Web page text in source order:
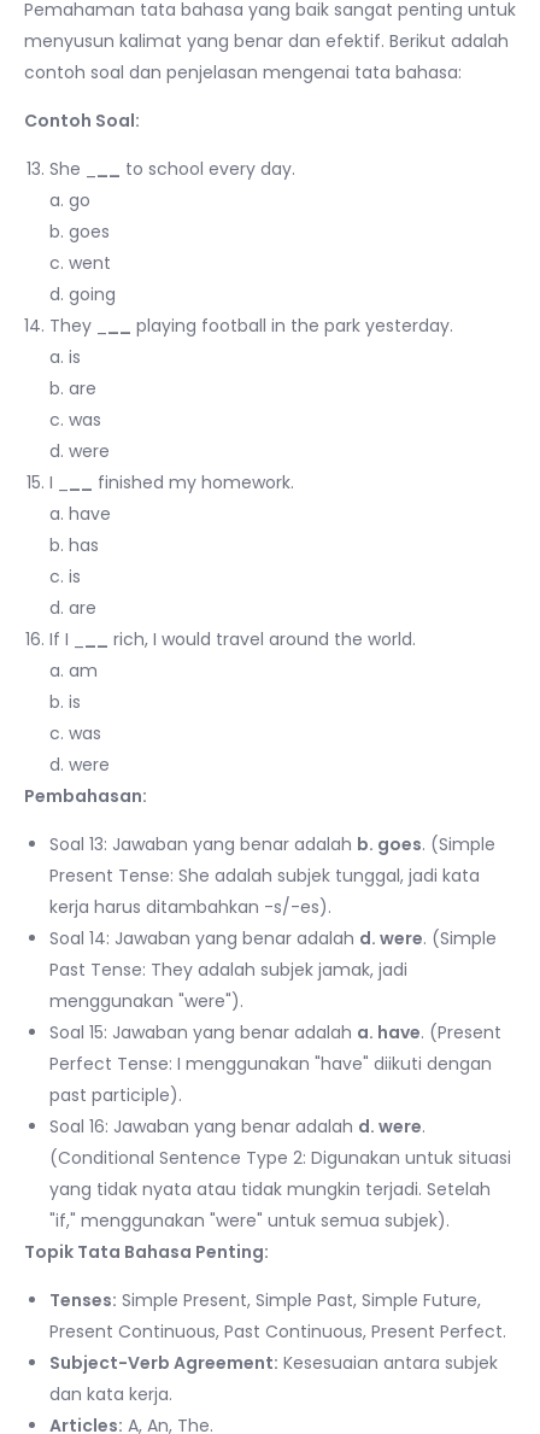
Pemahaman tata bahasa yang baik sangat penting untuk
menyusun kalimat yang benar dan efektif. Berikut adalah
contoh soal dan penjelasan mengenai tata bahasa:
Contoh Soal:
She _
to school every day.
a. go
b. goes
c. went
d. going
They _
playing football in the park yesterday.
a. is
b. are
c. was
d. were
I _
finished my homework.
a. have
b. has
c. is
d. are
If I _
rich, I would travel around the world.
a. am
b. is
c. was
d. were
Pembahasan:
Soal 13: Jawaban yang benar adalah b. goes. (Simple
Present Tense: She adalah subjek tunggal, jadi kata
kerja harus ditambahkan -s/-es).
Soal 14: Jawaban yang benar adalah d. were. (Simple
Past Tense: They adalah subjek jamak, jadi
menggunakan "were").
Soal 15: Jawaban yang benar adalah a. have. (Present
Perfect Tense: I menggunakan "have" diikuti dengan
past participle).
Soal 16: Jawaban yang benar adalah d. were.
(Conditional Sentence Type 2: Digunakan untuk situasi
yang tidak nyata atau tidak mungkin terjadi. Setelah
"if," menggunakan "were" untuk semua subjek).
Topik Tata Bahasa Penting:
Tenses: Simple Present, Simple Past, Simple Future,
Present Continuous, Past Continuous, Present Perfect.
Subject-Verb Agreement: Kesesuaian antara subjek
dan kata kerja.
Articles: A, An, The.